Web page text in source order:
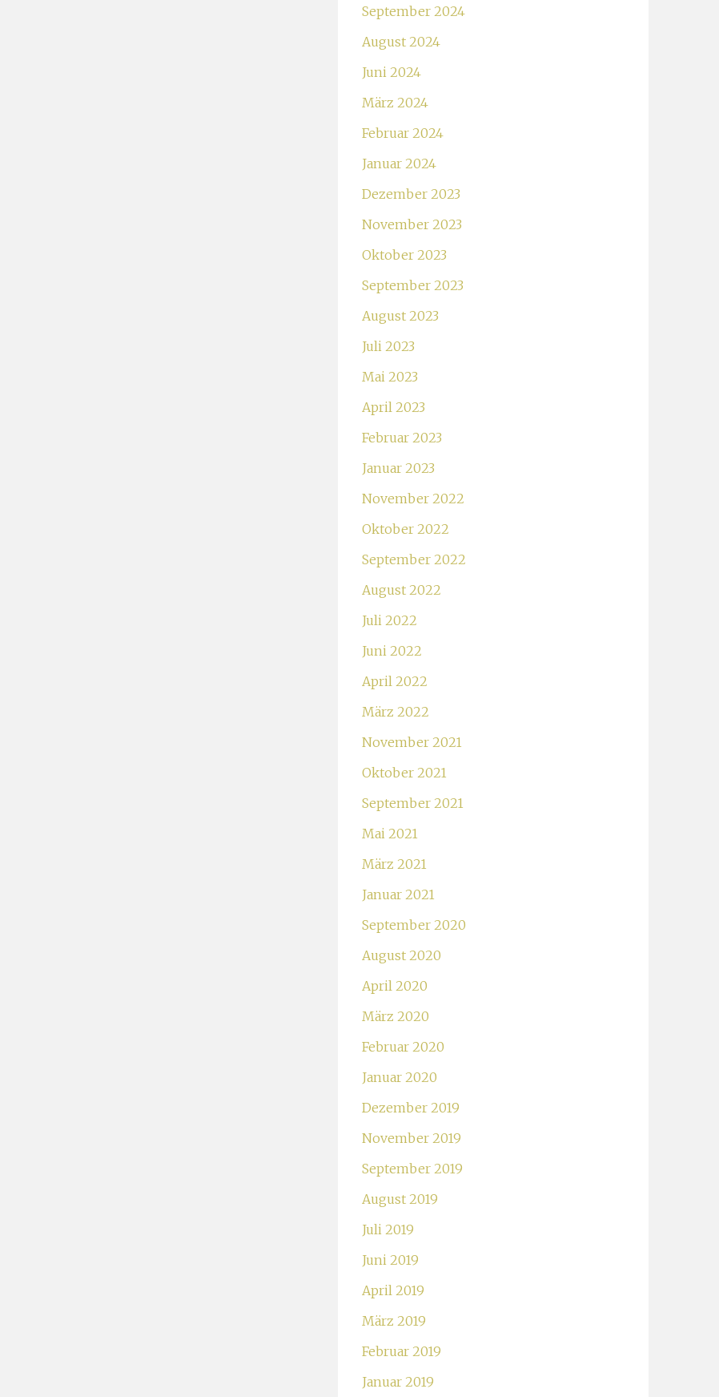
September 2024
August 2024
Juni 2024
März 2024
Februar 2024
Januar 2024
Dezember 2023
November 2023
Oktober 2023
September 2023
August 2023
Juli 2023
Mai 2023
April 2023
Februar 2023
Januar 2023
November 2022
Oktober 2022
September 2022
August 2022
Juli 2022
Juni 2022
April 2022
März 2022
November 2021
Oktober 2021
September 2021
Mai 2021
März 2021
Januar 2021
September 2020
August 2020
April 2020
März 2020
Februar 2020
Januar 2020
Dezember 2019
November 2019
September 2019
August 2019
Juli 2019
Juni 2019
April 2019
März 2019
Februar 2019
Januar 2019